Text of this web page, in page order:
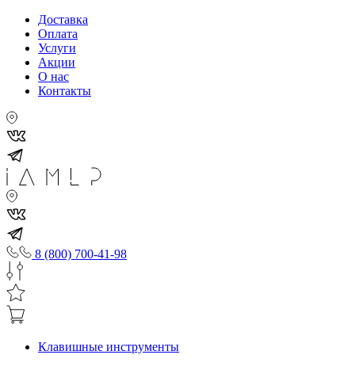
Доставка
Оплата
Услуги
Акции
О нас
Контакты
8 (800) 700-41-98
Клавишные инструменты